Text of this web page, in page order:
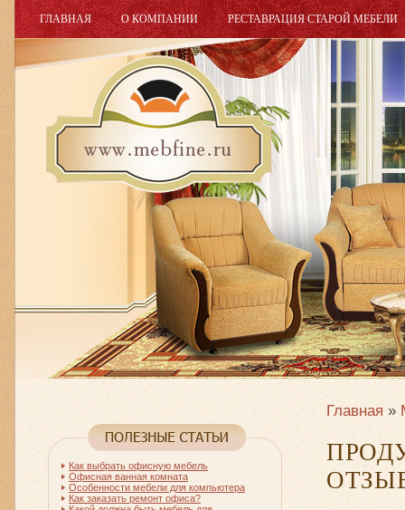
ГЛАВНАЯ О КОМПАНИИ РЕСТАВРАЦИЯ СТАРОЙ МЕБЕЛИ
Главная »
Как выбрать офисную мебель
Офисная ванная комната
Особенности мебели для компьютера
Как заказать ремонт офиса?